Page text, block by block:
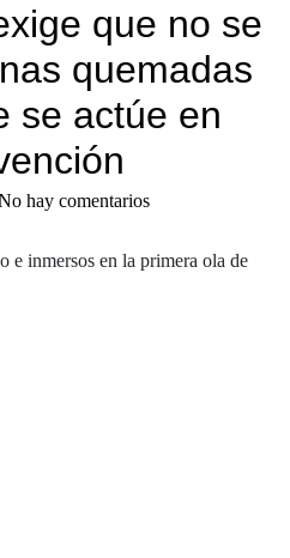
que no se
quemadas
se actúe en
hay comentarios
e inmersos en la primera ola de